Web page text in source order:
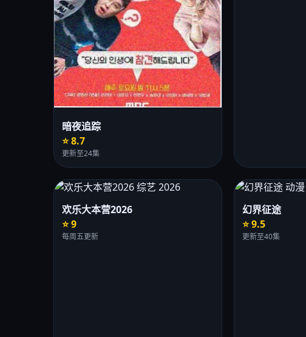
暗夜追踪
⭐ 8.7
更新至24集
欢乐大本营2026
⭐ 9
每周五更新
幻界征途
⭐ 9.5
更新至40集